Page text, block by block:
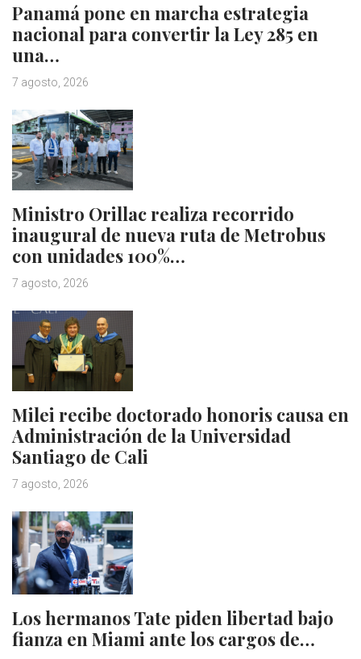
Panamá pone en marcha estrategia
nacional para convertir la Ley 285 en
una…
7 agosto, 2026
Ministro Orillac realiza recorrido
inaugural de nueva ruta de Metrobus
con unidades 100%…
7 agosto, 2026
Milei recibe doctorado honoris causa en
Administración de la Universidad
Santiago de Cali
7 agosto, 2026
Los hermanos Tate piden libertad bajo
fianza en Miami ante los cargos de…